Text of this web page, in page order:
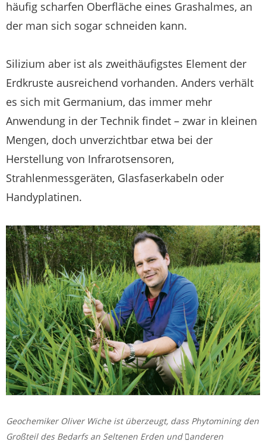
häufig scharfen Oberfläche eines Grashalmes, an
der man sich sogar schneiden kann.
Silizium aber ist als zweithäufigstes Element der
Erdkruste ausreichend vorhanden. Anders verhält
es sich mit Germanium, das immer mehr
Anwendung in der Technik findet – zwar in kleinen
Mengen, doch unverzichtbar etwa bei der
Herstellung von Infrarotsensoren,
Strahlenmessgeräten, Glasfaserkabeln oder
Handyplatinen.
Geochemiker Oliver Wiche ist überzeugt, dass Phytomining den
Großteil des Bedarfs an Seltenen Erden und anderen